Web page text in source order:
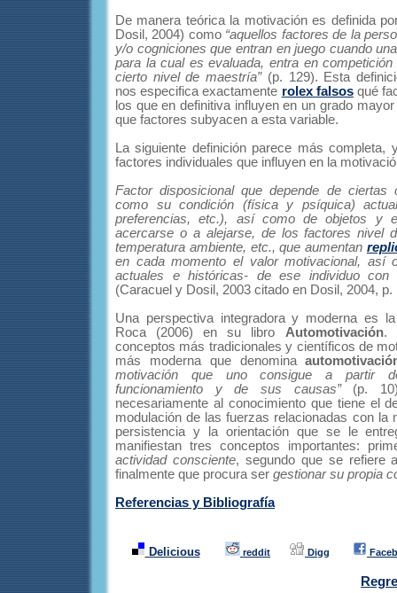
De manera teórica la motivación es definida
Dosil, 2004) como “aquellos factores de la
y/o cogniciones que entran en juego cuando
para la cual es evaluada, entra en
cierto nivel de maestría”(p. 129). Esta
nos especifica exactamente rolex falsosqué
los que en definitiva influyen en un grado
que factores subyacen a esta variable.
La siguiente definición parece más completa,
factores individuales que influyen en la
Factor disposicional que depende de ciertas
como su condición (física y psíquica)
preferencias, etc.), así como de objetos y
acercarse o a alejarse, de los factores nivel
temperatura ambiente, etc., que aumentan
en cada momento el valor motivacional, así
actuales e históricas- de ese individuo con
(Caracuel y Dosil, 2003 citado en Dosil, 2004, p.
Una perspectiva integradora y moderna es
Roca (2006) en su libro Automotivación.
conceptos más tradicionales y científicos de
más moderna que denomina
motivación que uno consigue a partir
funcionamiento y de sus causas”(p. 10).
necesariamente al conocimiento que tiene el
modulación de las fuerzas relacionadas con la
persistencia y la orientación que se le
manifiestan tres conceptos importantes:
actividad consciente, segundo que se refiere
finalmente que procura ser gestionar su propia
Referencias y Bibliografía
Delicious reddit Digg